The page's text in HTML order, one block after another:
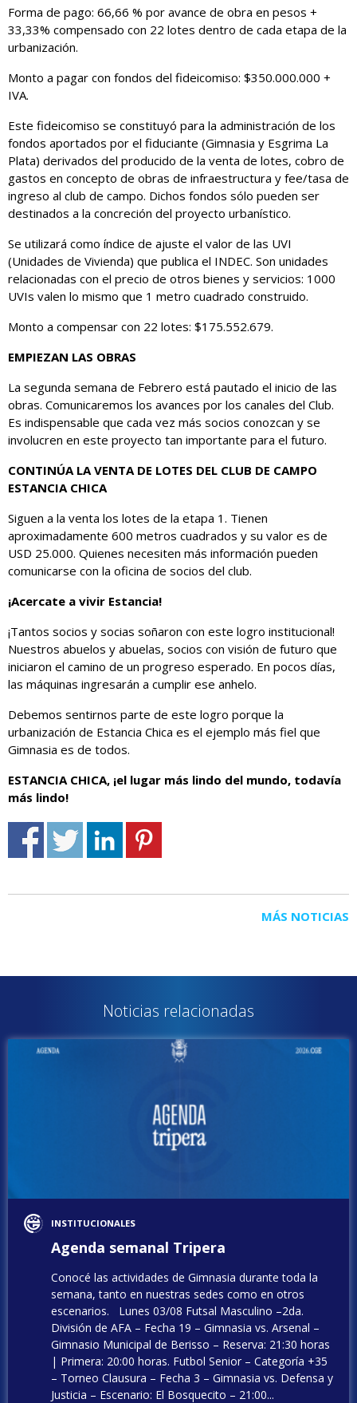
Forma de pago: 66,66 % por avance de obra en pesos +
33,33% compensado con 22 lotes dentro de cada etapa de la
urbanización.
Monto a pagar con fondos del fideicomiso: $350.000.000 +
IVA.
Este fideicomiso se constituyó para la administración de los
fondos aportados por el fiduciante (Gimnasia y Esgrima La
Plata) derivados del producido de la venta de lotes, cobro de
gastos en concepto de obras de infraestructura y fee/tasa de
ingreso al club de campo. Dichos fondos sólo pueden ser
destinados a la concreción del proyecto urbanístico.
Se utilizará como índice de ajuste el valor de las UVI
(Unidades de Vivienda) que publica el INDEC. Son unidades
relacionadas con el precio de otros bienes y servicios: 1000
UVIs valen lo mismo que 1 metro cuadrado construido.
Monto a compensar con 22 lotes: $175.552.679.
EMPIEZAN LAS OBRAS
La segunda semana de Febrero está pautado el inicio de las
obras. Comunicaremos los avances por los canales del Club.
Es indispensable que cada vez más socios conozcan y se
involucren en este proyecto tan importante para el futuro.
CONTINÚA LA VENTA DE LOTES DEL CLUB DE CAMPO
ESTANCIA CHICA
Siguen a la venta los lotes de la etapa 1. Tienen
aproximadamente 600 metros cuadrados y su valor es de
USD 25.000. Quienes necesiten más información pueden
comunicarse con la oficina de socios del club.
¡Acercate a vivir Estancia!
¡Tantos socios y socias soñaron con este logro institucional!
Nuestros abuelos y abuelas, socios con visión de futuro que
iniciaron el camino de un progreso esperado. En pocos días,
las máquinas ingresarán a cumplir ese anhelo.
Debemos sentirnos parte de este logro porque la
urbanización de Estancia Chica es el ejemplo más fiel que
Gimnasia es de todos.
ESTANCIA CHICA, ¡el lugar más lindo del mundo, todavía
más lindo!
MÁS NOTICIAS
Noticias relacionadas
INSTITUCIONALES
Agenda semanal Tripera
Conocé las actividades de Gimnasia durante toda la
semana, tanto en nuestras sedes como en otros
escenarios. Lunes 03/08 Futsal Masculino –2da.
División de AFA – Fecha 19 – Gimnasia vs. Arsenal –
Gimnasio Municipal de Berisso – Reserva: 21:30 horas
| Primera: 20:00 horas. Futbol Senior – Categoría +35
– Torneo Clausura – Fecha 3 – Gimnasia vs. Defensa y
Justicia – Escenario: El Bosquecito – 21:00...